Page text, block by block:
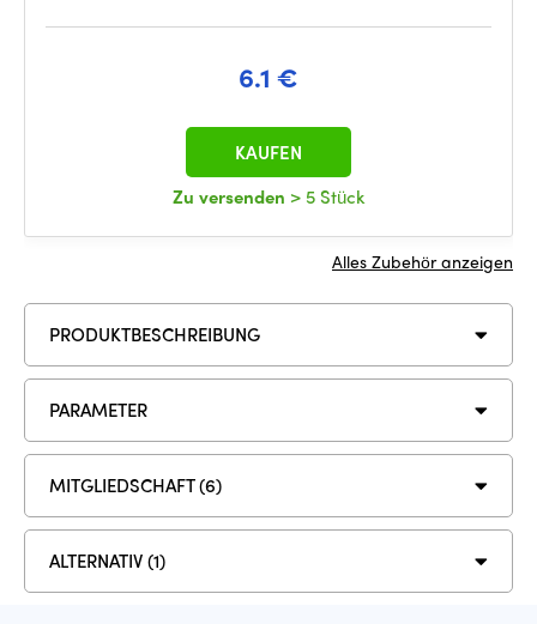
6.1 €
Zu versenden > 5 Stück
KAUFEN
Alles Zubehör anzeigen
PRODUKTBESCHREIBUNG
PARAMETER
MITGLIEDSCHAFT (6)
ALTERNATIV (1)